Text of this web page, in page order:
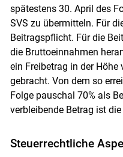
spätestens 30. April des
SVS zu übermitteln. Für
Beitragspflicht. Für die
die Bruttoeinnahmen
ein Freibetrag in der Höhe
gebracht. Von dem so
Folge pauschal 70% als
verbleibende Betrag ist
Steuerrechtliche